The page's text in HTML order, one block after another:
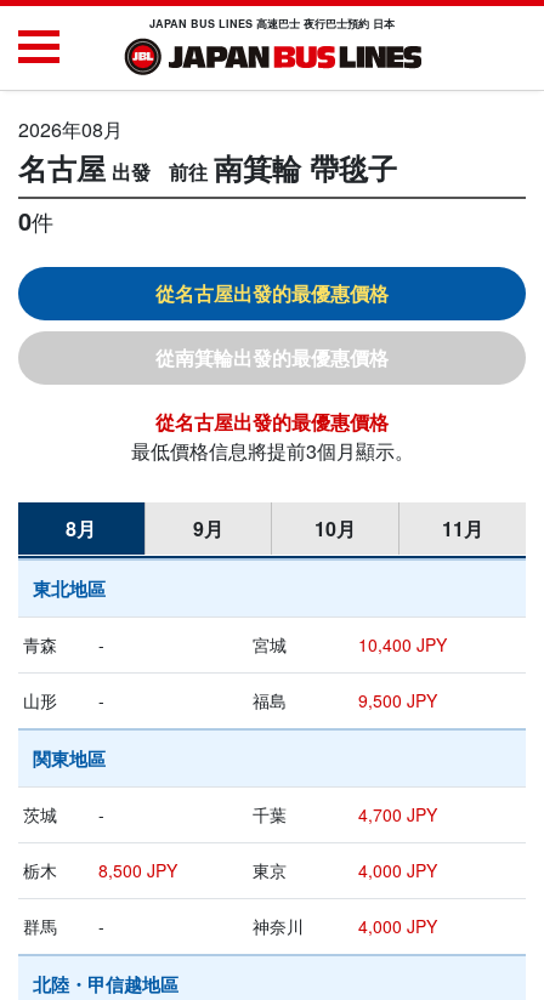
JAPAN BUS LINES 高速巴士 夜行巴士預約 日本
2026年08月
名古屋 南箕輪 帶毯子
0件
名古屋
南箕輪
名古屋
最低價格信息將提前3個月顯示。
8月 9月 10月 11月
東北地區
青森 - 宮城 10,400 JPY
山形 - 福島 9,500 JPY
関東地區
茨城 - 千葉 4,700 JPY
栃木 8,500 JPY 東京 4,000 JPY
群馬 - 神奈川 4,000 JPY
北陸・甲信越地區